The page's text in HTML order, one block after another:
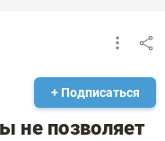
+ Подписаться
не позволяет